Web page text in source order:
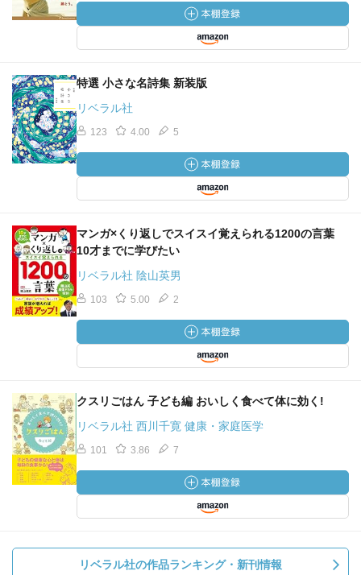
特選 小さな名詩集 新装版
リベラル社
123 4.00 5
マンガ×くり返しでスイスイ覚えられる1200の言葉
10才までに学びたい
リベラル社 陰山英男
103 5.00 2
クスリごはん 子ども編 おいしく食べて体に効く!
リベラル社 西川千寛 健康・家庭医学
101 3.86 7
リベラル社の作品ランキング・新刊情報